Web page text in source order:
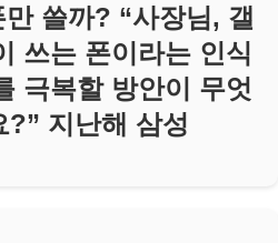
쓸까? “사장님, 갤
쓰는 폰이라는 인식
극복할 방안이 무엇
?” 지난해 삼성